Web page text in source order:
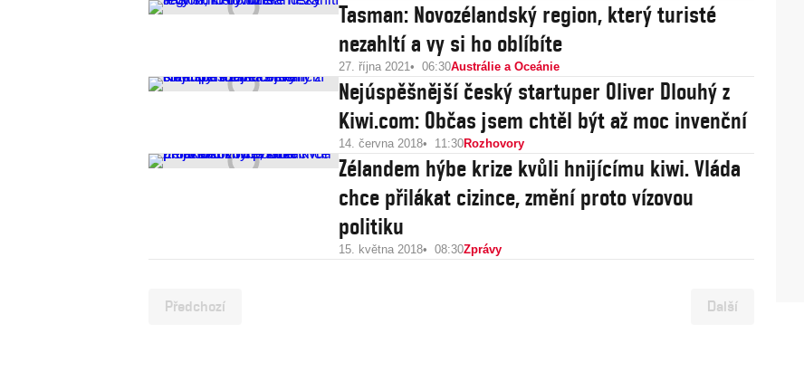
Tasman: Novozélandský region, který turisté
nezahltí a vy si ho oblíbíte
27. října 2021 06:30Austrálie a Oceánie
Nejúspěšnější český startuper Oliver Dlouhý z
Kiwi.com: Občas jsem chtěl být až moc invenční
14. června 2018 11:30Rozhovory
Zélandem hýbe krize kvůli hnijícímu kiwi. Vláda
chce přilákat cizince, změní proto vízovou
politiku
15. května 2018 08:30Zprávy
Předchozí Další